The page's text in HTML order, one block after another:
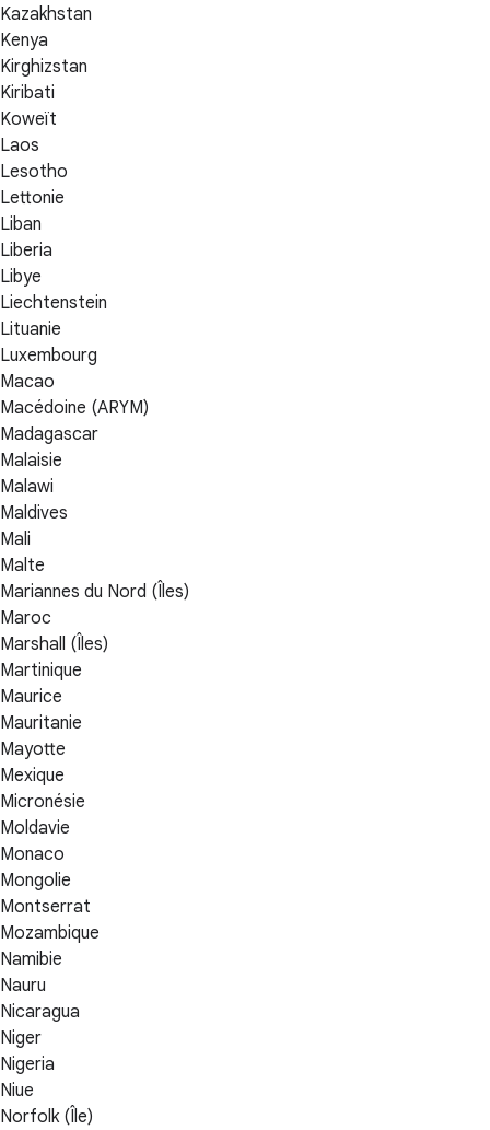
Kazakhstan
Kenya
Kirghizstan
Kiribati
Koweït
Laos
Lesotho
Lettonie
Liban
Liberia
Libye
Liechtenstein
Lituanie
Luxembourg
Macao
Macédoine (ARYM)
Madagascar
Malaisie
Malawi
Maldives
Mali
Malte
Mariannes du Nord (Îles)
Maroc
Marshall (Îles)
Martinique
Maurice
Mauritanie
Mayotte
Mexique
Micronésie
Moldavie
Monaco
Mongolie
Montserrat
Mozambique
Namibie
Nauru
Nicaragua
Niger
Nigeria
Niue
Norfolk (Île)